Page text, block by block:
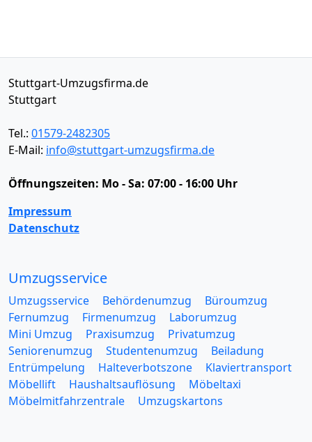
Stuttgart-Umzugsfirma.de
Stuttgart
Tel.: 01579-2482305
E-Mail: info@stuttgart-umzugsfirma.de
Öffnungszeiten: Mo - Sa: 07:00 - 16:00 Uhr
Impressum
Datenschutz
Umzugsservice
Umzugsservice Behördenumzug
Büroumzug
Fernumzug
Firmenumzug
Laborumzug
Mini Umzug
Praxisumzug
Privatumzug
Seniorenumzug
Studentenumzug
Beiladung
Entrümpelung
Halteverbotszone
Klaviertransport
Möbellift
Haushaltsauflösung
Möbeltaxi
Möbelmitfahrzentrale
Umzugskartons